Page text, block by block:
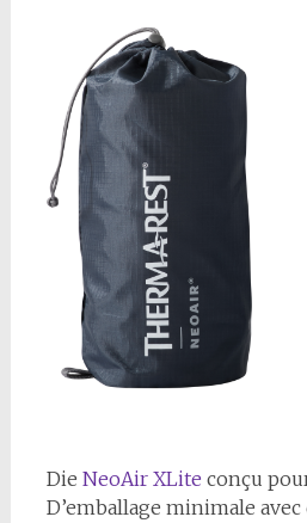
Die NeoAir XLite conçu
D’emballage minimale